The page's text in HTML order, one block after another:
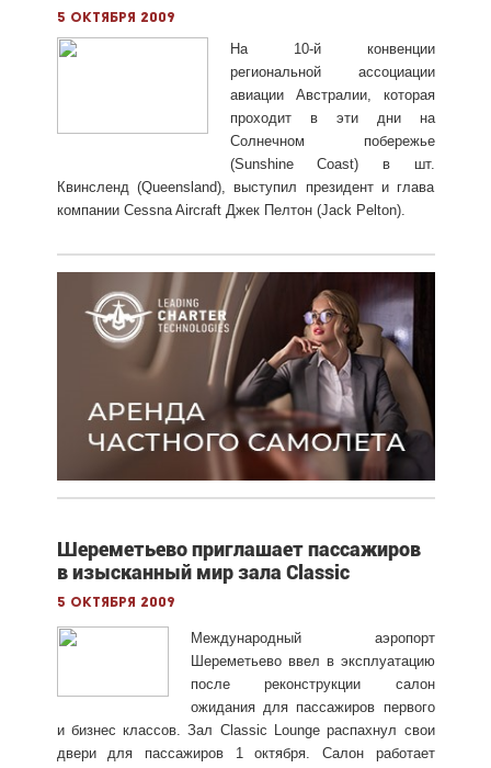
5 октября 2009
На 10-й конвенции
региональной ассоциации
авиации Австралии, которая
проходит в эти дни на
Солнечном побережье
(Sunshine Coast) в шт.
Квинсленд (Queensland), выступил президент и глава
компании Cessna Aircraft Джек Пелтон (Jack Pelton).
Шереметьево приглашает пассажиров
в изысканный мир зала Classic
5 октября 2009
Международный аэропорт
Шереметьево ввел в эксплуатацию
после реконструкции салон
ожидания для пассажиров первого
и бизнес классов. Зал Classic Lounge распахнул свои
двери для пассажиров 1 октября. Салон работает